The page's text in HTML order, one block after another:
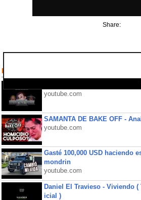
Share:
Popular Videos
WWDC 2020 Special Event
youtube.com
SAMANTA DE BAKE OFF -
youtube.com
Gasté 100,000 USD haciendo
mondrin
youtube.com
Daniel El Travieso - Viviendo (
icial )